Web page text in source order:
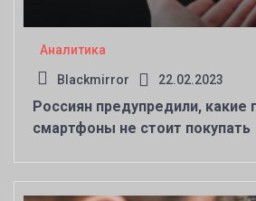
Аналитика
Blackmirror 22.02.2023
Россиян предупредили,
смартфоны не стоит покупать